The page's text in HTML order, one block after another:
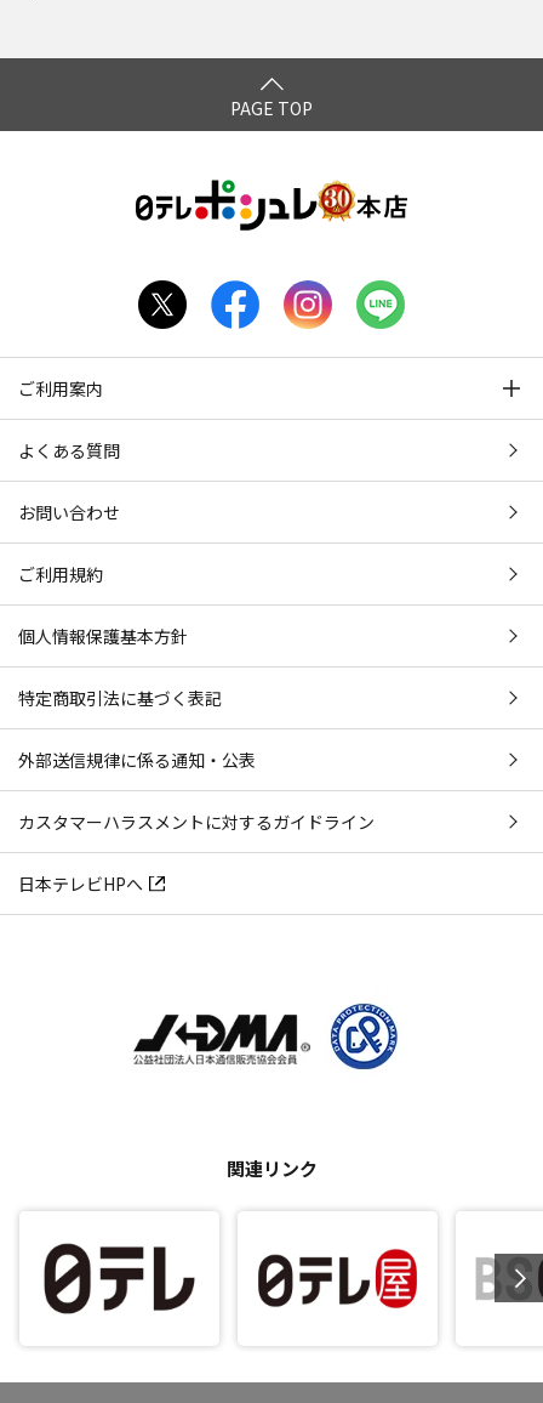
PAGE TOP
ご利用案内
よくある質問
お問い合わせ
ご利用規約
個人情報保護基本方針
特定商取引法に基づく表記
外部送信規律に係る通知・公表
カスタマーハラスメントに対するガイドライン
日本テレビHPへ
関連リンク